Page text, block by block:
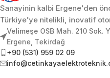
Sanayinin kalbi Ergene'den
Türkiye'ye nitelikli, inovatif
Velimeşe OSB Mah. 210 Sok.
Ergene, Tekirdağ
+90 (531) 959 02 09